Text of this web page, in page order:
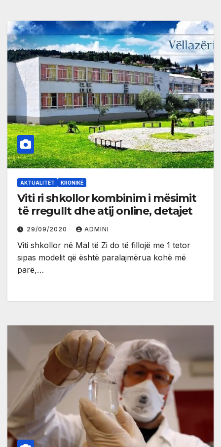
AKTUALITET KRONIKË
Viti ri shkollor kombinim i mësimit
të rregullt dhe atij online, detajet
29/09/2020 ADMINI
Viti shkollor në Mal të Zi do të fillojë me 1 tetor
sipas modelit që është paralajmërua kohë më
parë,…